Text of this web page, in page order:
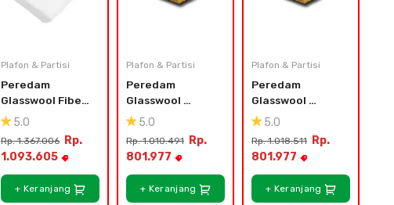
Plafon & Partisi
Peredam
Glasswool Fiber
Putih - Import
5.0
Rp. 1.367.006
Rp.
1.093.605
+ Keranjang
Plafon & Partisi
Peredam
Glasswool
Blanket with Foil
- 50 Mm X 1.2 X 15
Meter
5.0
Rp. 1.010.491
Rp.
801.977
+ Keranjang
Plafon & Partisi
Peredam
Glasswool
Blanket with Foil
- 25 Mm X 1.2 X
30 Meter
5.0
Rp. 1.018.511
Rp.
801.977
+ Keranjang